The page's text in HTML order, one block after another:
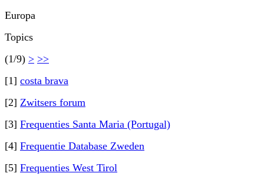
Europa
Topics
(1/9) > >>
[1] costa brava
[2] Zwitsers forum
[3] Frequenties Santa Maria (Portugal)
[4] Frequentie Database Zweden
[5] Frequenties West Tirol